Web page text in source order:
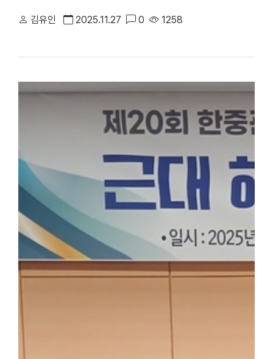
다. 김하영 양 등 졸업예정자 24명은 지도교수진(총괄 최수아·김
을 열었고 ▲'박동' 무대는 브랜드 「ASIWANT(에즈아이원)」과의
했다. ▲'고요' 무대는 균형과 정적의 순간을 옷감의 자연스러운
는 지점을 시각적으로 제시하며 쇼의 마지막을 장식했다. 올해 쇼
염'은 패턴과 프린팅을 지원하고 '에즈아이원’은 그래픽 소스와
T자 런웨이와 중앙 사각 스테이지를 결합한 360도 관람형 구조
보인 확장형 T자 런웨이와 중앙 사각 스테이지를 결합한 360도
창작 역량과 교수진의 지도, 산업체 협력이 어우러진 결과물”이라
미 있는 무대였다”고 말했다. ○제22회 졸업패션쇼 현장 사진 [
천안 홍보팀 : 041-550-1061
김유인 2025.11.27 0 1258